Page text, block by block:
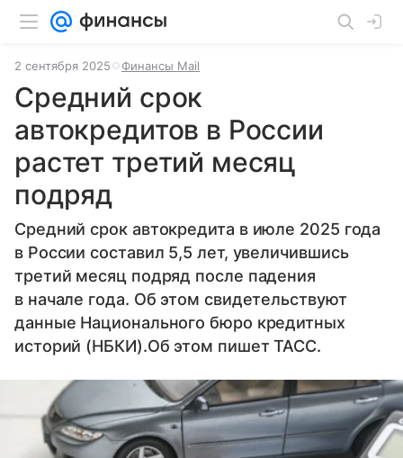
2 сентября 2025 Финансы Mail
Средний срок
автокредитов в России
растет третий месяц
подряд
Средний срок автокредита в июле 2025 года
в России составил 5,5 лет, увеличившись
третий месяц подряд после падения
в начале года. Об этом свидетельствуют
данные Национального бюро кредитных
историй (НБКИ).Об этом пишет ТАСС.